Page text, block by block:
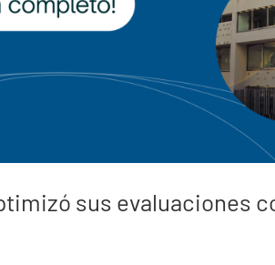
sus evaluaciones